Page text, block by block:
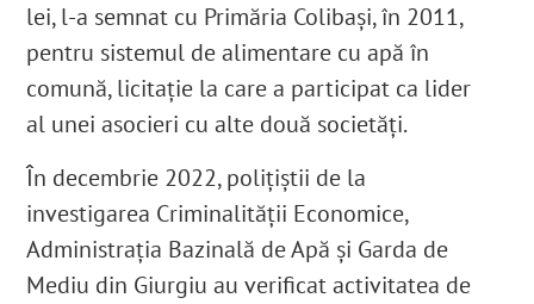
lei, l-a semnat cu Primăria Colibași, în 2011,
pentru sistemul de alimentare cu apă în
comună, licitație la care a participat ca lider
al unei asocieri cu alte două societăți.
În decembrie 2022, polițiștii de la
investigarea Criminalității Economice,
Administrația Bazinală de Apă și Garda de
Mediu din Giurgiu au verificat activitatea de